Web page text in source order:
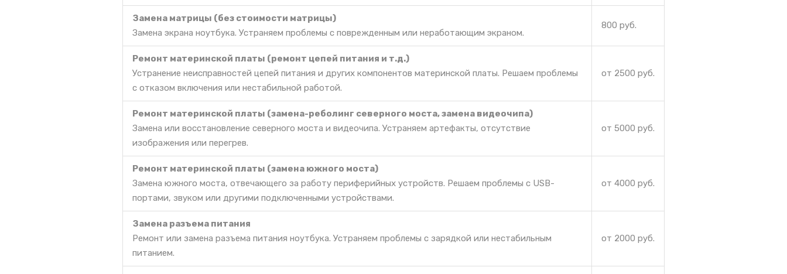
Замена матрицы (без стоимости матрицы)
Замена экрана ноутбука. Устраняем проблемы с поврежденным или неработающим экраном.
800 руб.
Ремонт материнской платы (ремонт цепей питания и т.д.)
Устранение неисправностей цепей питания и других компонентов материнской платы. Решаем проблемы
с отказом включения или нестабильной работой.
от 2500 руб.
Ремонт материнской платы (замена-реболинг северного моста, замена видеочипа)
Замена или восстановление северного моста и видеочипа. Устраняем артефакты, отсутствие
изображения или перегрев.
от 5000 руб.
Ремонт материнской платы (замена южного моста)
Замена южного моста, отвечающего за работу периферийных устройств. Решаем проблемы с USB-
портами, звуком или другими подключенными устройствами.
от 4000 руб.
Замена разъема питания
Ремонт или замена разъема питания ноутбука. Устраняем проблемы с зарядкой или нестабильным
питанием.
от 2000 руб.